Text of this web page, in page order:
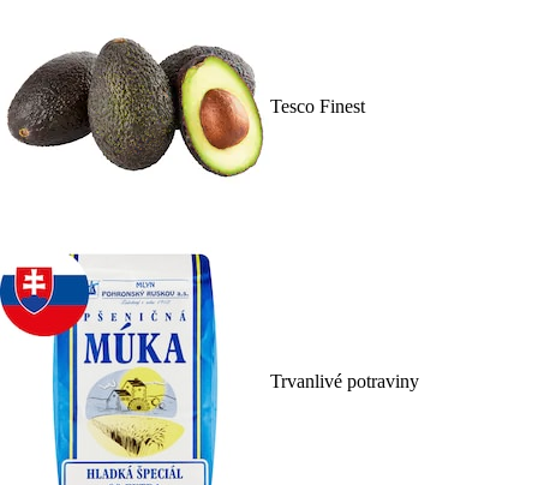
Tesco Finest
Trvanlivé potraviny